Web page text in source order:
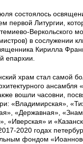
состоялось
первой Литургии,
Веркольского
в сослужении
Кирилла
епархии.
храм стал самой
вошли часовни,
«Владимирская»,
«Державная»,
«Иверская» и
2020 годах
фондом